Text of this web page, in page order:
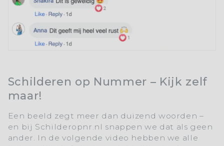
Schilderen op Nummer – Kijk zelf
maar!
Een beeld zegt meer dan duizend woorden –
en bij Schilderopnr.nl snappen we dat als geen
ander. In de volgende video hebben we alle